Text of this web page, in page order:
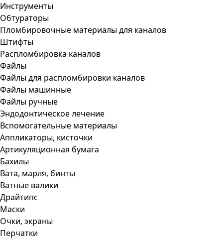
Инструменты
Обтураторы
Пломбировочные материалы для каналов
Штифты
Распломбировка каналов
Файлы
Файлы для распломбировки каналов
Файлы машинные
Файлы ручные
Эндодонтическое лечение
Вспомогательные материалы
Аппликаторы, кисточки
Артикуляционная бумага
Бахилы
Вата, марля, бинты
Ватные валики
Драйтипс
Маски
Очки, экраны
Перчатки